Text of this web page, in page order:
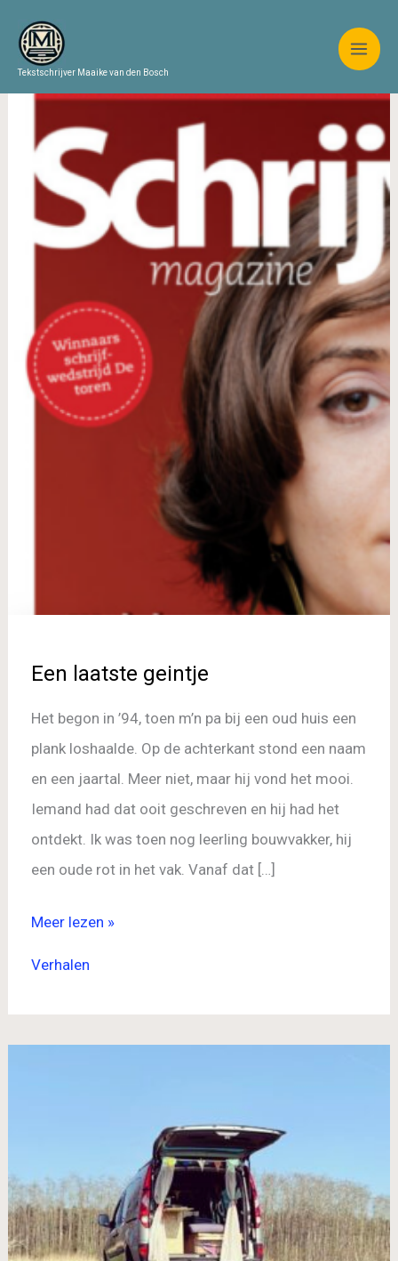
naar
inhoud
Tekstschrijver Maaike van den Bosch
Een laatste geintje
Het begon in ’94, toen m’n pa bij een oud huis een
plank loshaalde. Op de achterkant stond een naam
en een jaartal. Meer niet, maar hij vond het mooi.
Iemand had dat ooit geschreven en hij had het
ontdekt. Ik was toen nog leerling bouwvakker, hij
een oude rot in het vak. Vanaf dat […]
laatste
geintje
Meer lezen »
Verhalen
de
eerste
stappen